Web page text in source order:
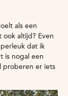
als een
ook altijd? Even
dat ik
is nogal een
proberen er iets